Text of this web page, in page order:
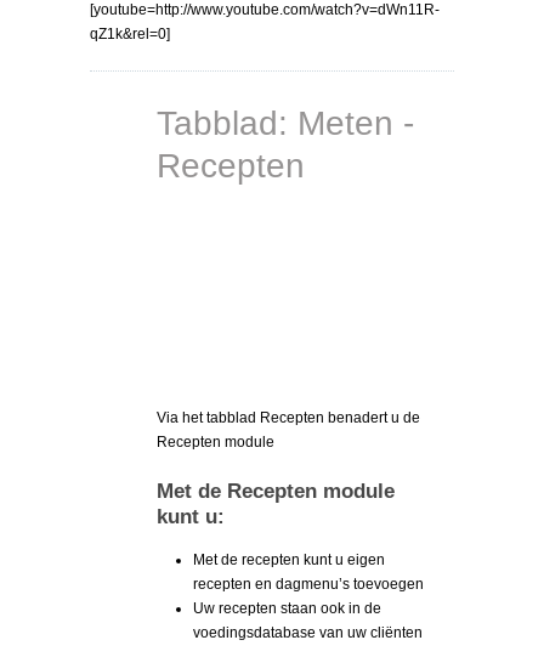
[youtube=http://www.youtube.com/watch?v=dWn11R-
qZ1k&rel=0]
Tabblad: Meten -
Recepten
Via het tabblad Recepten benadert u de
Recepten module
Met de Recepten module
kunt u:
Met de recepten kunt u eigen
recepten en dagmenu’s toevoegen
Uw recepten staan ook in de
voedingsdatabase van uw cliënten